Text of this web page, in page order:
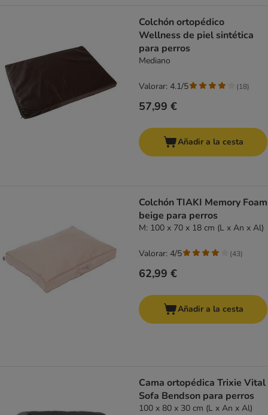
Colchón ortopédico
Wellness de piel sintética
para perros
Mediano
57,99 €
Valorar: 4.1/5 (18)
Añadir a la cesta
Colchón TIAKI Memory Foam
beige para perros
M: 100 x 70 x 18 cm (L x An x Al)
62,99 €
Valorar: 4/5 (43)
Añadir a la cesta
Cama ortopédica Trixie Vital
Sofa Bendson para perros
100 x 80 x 30 cm (L x An x Al)